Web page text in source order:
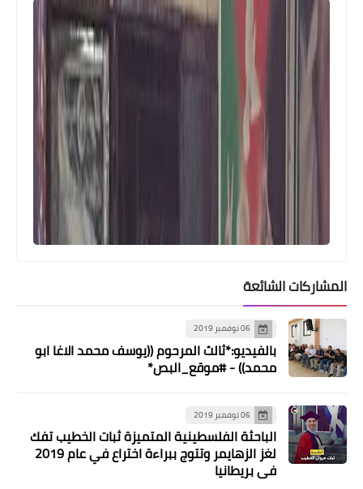
أخبار متنوعة
وقفة تضامنية حقوقية وذلك بمناسبة
يوم العصا البيضاء
المشاركات الشائعة
06 نوفمبر 2019
بالفيديو:*ثالث المرحوم ((يوسف محمد الاغا ابو
محمد)) - #موقع_البص*
06 نوفمبر 2019
الباحثة الفلسطينية المتميزة ثبات الخطيب تفك
لغز الزهايمر وتتوج ببراءة اختراع في عام 2019
في بريطانيا